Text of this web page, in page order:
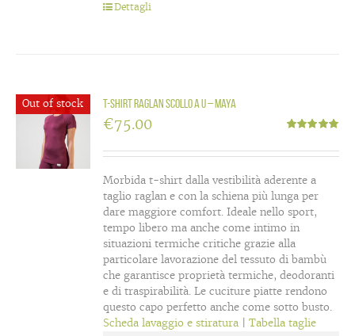
Dettagli
Out of stock T-shirt raglan scollo a U – Maya
5.00su 5
€75.00
Morbida t-shirt dalla vestibilità aderente a
taglio raglan e con la schiena più lunga per
dare maggiore comfort. Ideale nello sport,
tempo libero ma anche come intimo in
situazioni termiche critiche grazie alla
particolare lavorazione del tessuto di bambù
che garantisce proprietà termiche, deodoranti
e di traspirabilità. Le cuciture piatte rendono
questo capo perfetto anche come sotto busto.
Scheda lavaggio e stiratura |Tabella taglie